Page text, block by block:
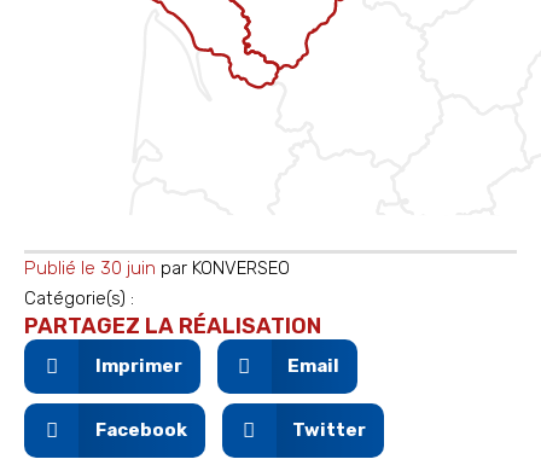
Publié le 30 juin par KONVERSEO
Catégorie(s) :
PARTAGEZ LA RÉALISATION
Imprimer Email
Facebook Twitter